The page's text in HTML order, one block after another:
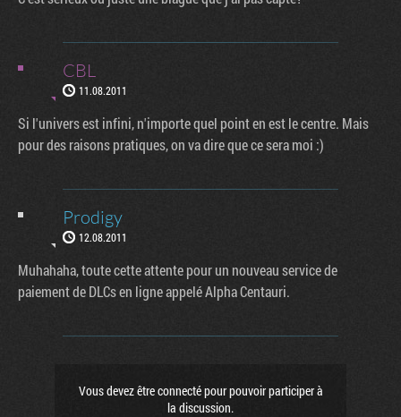
CBL
11.08.2011
Si l'univers est infini, n'importe quel point en est le centre. Mais
pour des raisons pratiques, on va dire que ce sera moi :)
Prodigy
12.08.2011
Muhahaha, toute cette attente pour un nouveau service de
paiement de DLCs en ligne appelé Alpha Centauri.
Vous devez être connecté pour pouvoir participer à
la discussion.